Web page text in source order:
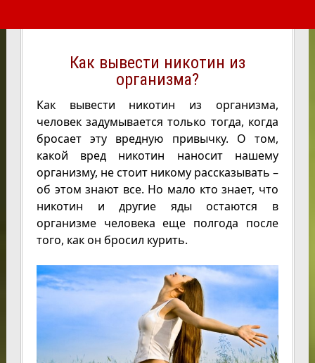
Как вывести никотин из
организма?
Как вывести никотин из организма,
человек задумывается только тогда, когда
бросает эту вредную привычку. О том,
какой вред никотин наносит нашему
организму, не стоит никому рассказывать –
об этом знают все. Но мало кто знает, что
никотин и другие яды остаются в
организме человека еще полгода после
того, как он бросил курить.